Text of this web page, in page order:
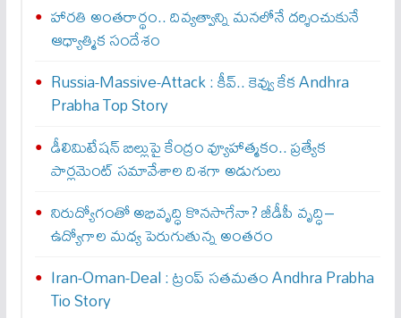
హారతి అంతరార్థం.. దివ్యత్వాన్ని మనలోనే దర్శించుకునే
ఆధ్యాత్మిక సందేశం
Russia-Massive-Attack : కీవ్‌.. కెవ్వు కేక‌ Andhra
Prabha Top Story
డీలిమిటేషన్ బిల్లుపై కేంద్రం వ్యూహాత్మకం.. ప్రత్యేక
పార్లమెంట్ సమావేశాల దిశగా అడుగులు
నిరుద్యోగంతో అభివృద్ధి కొనసాగేనా? జీడీపీ వృద్ధి–
ఉద్యోగాల మధ్య పెరుగుతున్న అంతరం
Iran-Oman-Deal : ట్రంప్ స‌త‌మ‌తం Andhra Prabha
Tio Story